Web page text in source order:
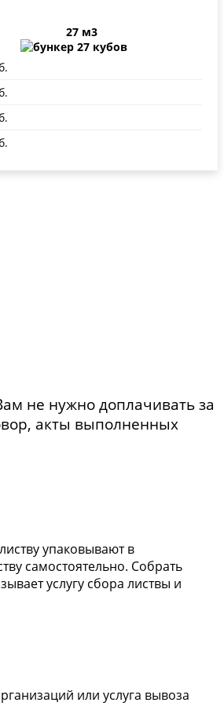
27 м3
не нужно доплачивать за
акты выполненных
упаковывают в
самостоятельно. Собрать
услугу сбора листвы и
или услуга вывоза